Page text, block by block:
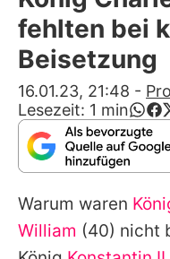
Alle
fehlten bei
Beisetzung
16.01.23, 21:48 -
Lesezeit: 1 min
Warum waren
William (40) nicht